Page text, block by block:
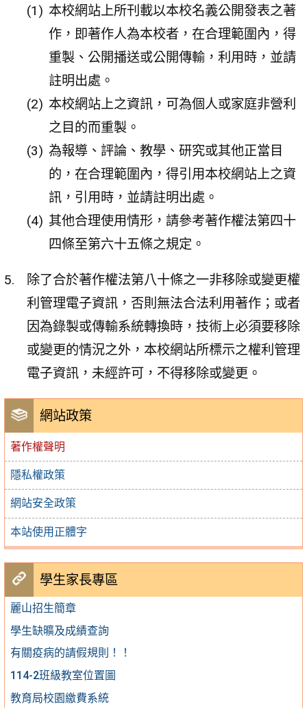
網站政策
著作權聲明
隱私權政策
網站安全政策
本站使用正體字
學生家長專區
麗山招生簡章
學生缺曠及成績查詢
有關疫病的請假規則！！
114-2班級教室位置圖
教育局校園繳費系統
本校網站上所刊載以本校名義公開發表之著
作，即著作人為本校者，在合理範圍內，得
重製、公開播送或公開傳輸，利用時，並請
註明出處。
本校網站上之資訊，可為個人或家庭非營利
之目的而重製。
為報導、評論、教學、研究或其他正當目
的，在合理範圍內，得引用本校網站上之資
訊，引用時，並請註明出處。
其他合理使用情形，請參考著作權法第四十
四條至第六十五條之規定。
除了合於著作權法第八十條之一非移除或變更權
利管理電子資訊，否則無法合法利用著作；或者
因為錄製或傳輸系統轉換時，技術上必須要移除
或變更的情況之外，本校網站所標示之權利管理
電子資訊，未經許可，不得移除或變更。